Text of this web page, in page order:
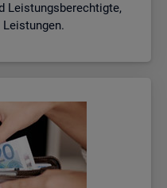
Leistungsberechtigte,